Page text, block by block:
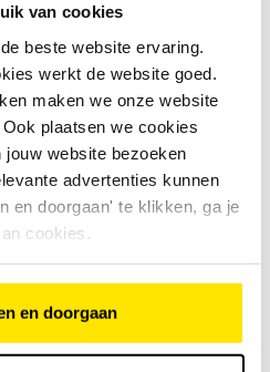
van cookies
beste website ervaring.
werkt de website goed.
maken we onze website
plaatsen we cookies
website bezoeken
advertenties kunnen
en doorgaan' te klikken, ga je
cookies.
en doorgaan
meestal:
goed werkt
staat is
in de elektronica
moet worden
reparatie?
temperatuurinvloeden.